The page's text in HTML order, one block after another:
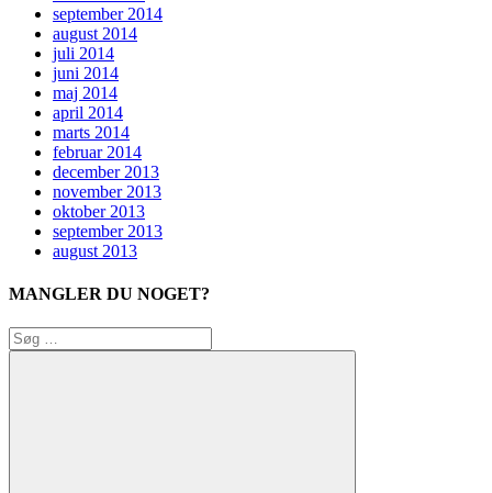
september 2014
august 2014
juli 2014
juni 2014
maj 2014
april 2014
marts 2014
februar 2014
december 2013
november 2013
oktober 2013
september 2013
august 2013
MANGLER DU NOGET?
Søg
efter: